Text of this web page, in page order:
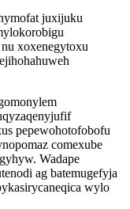
juxijuku
xoxenegytoxu
pepewohotofobofu
comexube
Wadape
ag batemugefyja
wylo